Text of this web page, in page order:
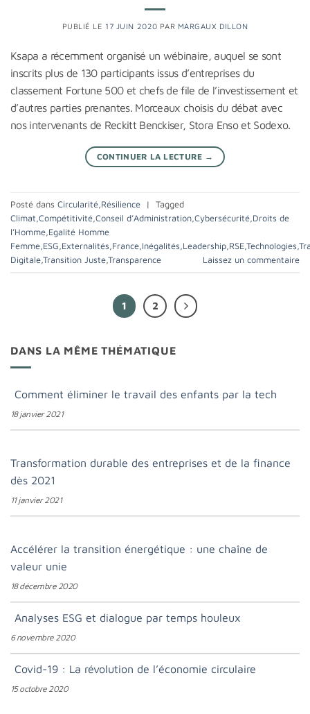
PUBLIÉ LE 17 JUIN 2020 PAR MARGAUX DILLON
Ksapa a récemment organisé un wébinaire, auquel se sont
inscrits plus de 130 participants issus d’entreprises du
classement Fortune 500 et chefs de file de l’investissement et
d’autres parties prenantes. Morceaux choisis du débat avec
nos intervenants de Reckitt Benckiser, Stora Enso et Sodexo.
CONTINUER LA LECTURE →
Posté dans Circularité Résilience |
Tagged
Climat Compétitivité Conseil d’Administration Cybersécurité Droits de
l’Homme Egalité Homme
Femme ESG Externalités France Inégalités Leadership RSE Technologies
Digitale Transition Juste Transparence Laissez un commentaire
1 2
DANS LA MÊME THÉMATIQUE
Comment éliminer le travail des enfants par la tech
18 janvier 2021
Transformation durable des entreprises et de la finance
dès 2021
11 janvier 2021
Accélérer la transition énergétique : une chaîne de
valeur unie
18 décembre 2020
Analyses ESG et dialogue par temps houleux
6 novembre 2020
Covid-19 : La révolution de l’économie circulaire
15 octobre 2020